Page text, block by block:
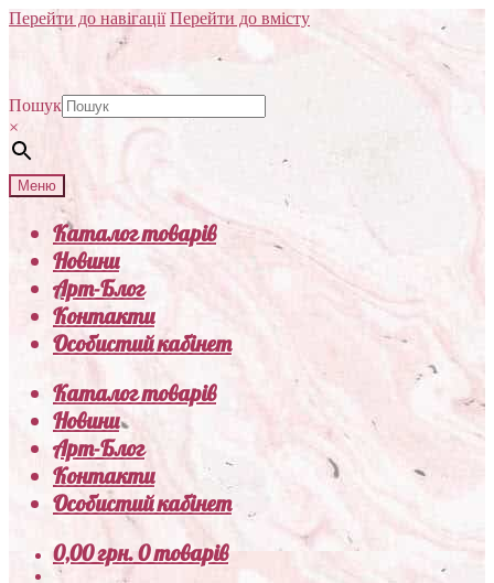
Перейти до навігації Перейти до вмісту
Пошук
×
Меню
Каталог товарів
Новини
Арт-Блог
Контакти
Особистий кабінет
Каталог товарів
Новини
Арт-Блог
Контакти
Особистий кабінет
0,00грн.0 товарів